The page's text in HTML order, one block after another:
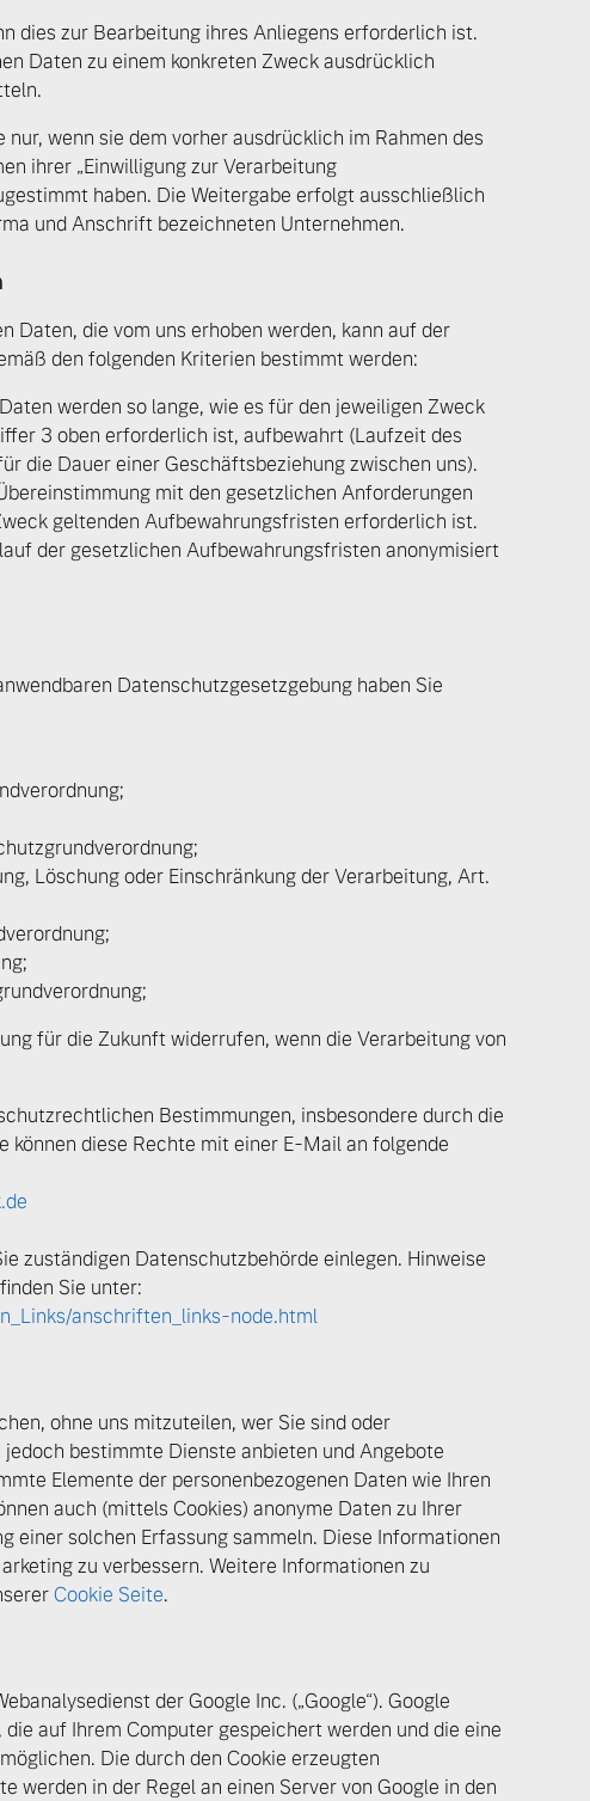
dies zur Bearbeitung ihres Anliegens erforderlich ist.
Daten zu einem konkreten Zweck ausdrücklich
wenn sie dem vorher ausdrücklich im Rahmen des
ihrer „Einwilligung zur Verarbeitung
haben. Die Weitergabe erfolgt ausschließlich
und Anschrift bezeichneten Unternehmen.
Daten, die vom uns erhoben werden, kann auf der
den folgenden Kriterien bestimmt werden:
werden so lange, wie es für den jeweiligen Zweck
3 oben erforderlich ist, aufbewahrt (Laufzeit des
die Dauer einer Geschäftsbeziehung zwischen uns).
mit den gesetzlichen Anforderungen
geltenden Aufbewahrungsfristen erforderlich ist.
der gesetzlichen Aufbewahrungsfristen anonymisiert
Datenschutzgesetzgebung haben Sie
Löschung oder Einschränkung der Verarbeitung, Art.
für die Zukunft widerrufen, wenn die Verarbeitung von
Bestimmungen, insbesondere durch die
diese Rechte mit einer E-Mail an folgende
zuständigen Datenschutzbehörde einlegen. Hinweise
Sie unter:
anschriften_links-node.html
ohne uns mitzuteilen, wer Sie sind oder
bestimmte Dienste anbieten und Angebote
Elemente der personenbezogenen Daten wie Ihren
auch (mittels Cookies) anonyme Daten zu Ihrer
einer solchen Erfassung sammeln. Diese Informationen
zu verbessern. Weitere Informationen zu
Cookie Seite.
der Google Inc. („Google“). Google
auf Ihrem Computer gespeichert werden und die eine
Die durch den Cookie erzeugten
werden in der Regel an einen Server von Google in den